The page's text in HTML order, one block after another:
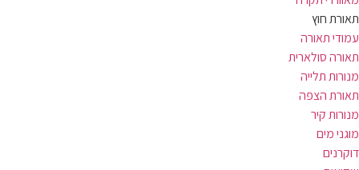
תאורת חוץ
עמודי תאורה
תאורה סולארית
מנורות תלייה
תאורת הצפה
מנורות קיר
מוגני מים
דוקרנים